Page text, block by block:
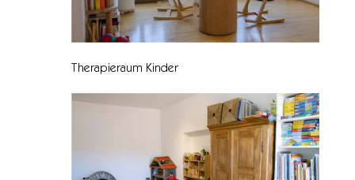
Therapieraum Kinder